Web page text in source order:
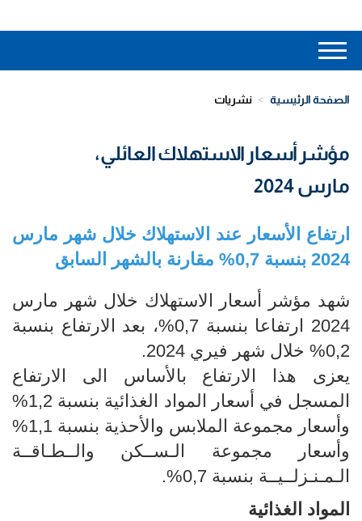
Main
navigation
الصفحة الرئيسية نشريات
مؤشر أسعار الاستهلاك العائلي،
مارس 2024
ارتفاع الأسعار عند الاستهلاك خلال شهر مارس
2024 بنسبة 0,7% مقارنة بالشهر السابق
شهد مؤشر أسعار الاستهلاك خلال شهر مارس
2024 ارتفاعا بنسبة 0,7%، بعد الارتفاع بنسبة
0,2% خلال شهر فيري 2024.
يعزى هذا الارتفاع بالأساس الى الارتفاع
المسجل في أسعار المواد الغذائية بنسبة 1,2%
وأسعار مجموعة الملابس والأحذية بنسبة 1,1%
وأسعار مجموعة الـســكن والــطـاقــة
الـمـنـزلــيــة بنسبة 0,7%.
المواد الغذائية